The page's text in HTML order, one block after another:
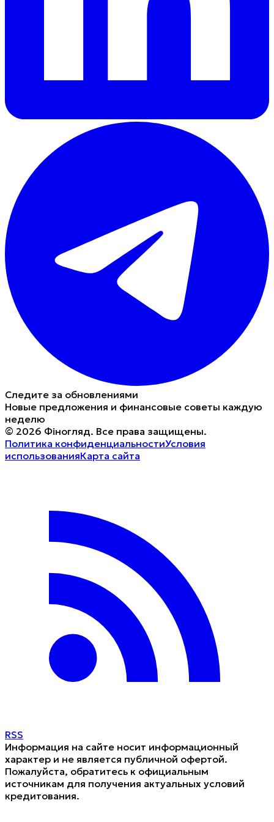
Следите за обновлениями
Новые предложения и финансовые советы каждую
неделю
© 2026 Фіногляд. Все права защищены.
Политика конфиденциальностиУсловия
использованияКарта сайта
RSS
Информация на сайте носит информационный
характер и не является публичной офертой.
Пожалуйста, обратитесь к официальным
источникам для получения актуальных условий
кредитования.